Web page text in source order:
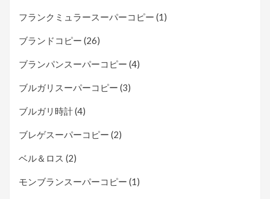
フランクミュラースーパーコピー (1)
ブランドコピー (26)
ブランパンスーパーコピー (4)
ブルガリスーパーコピー (3)
ブルガリ時計(4)
ブレゲスーパーコピー (2)
ベル＆ロス (2)
モンブランスーパーコピー (1)